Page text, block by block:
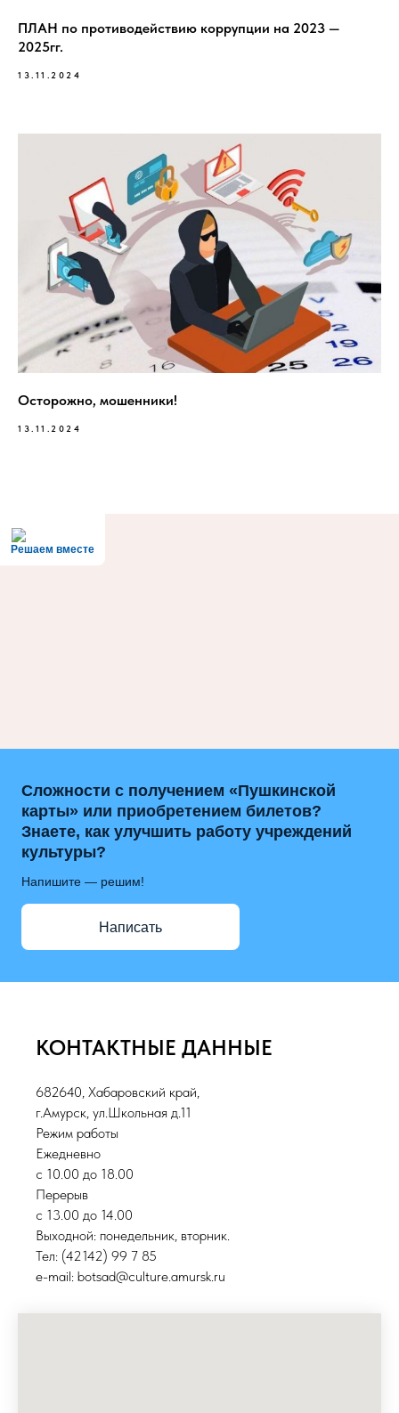
ПЛАН по противодействию коррупции на 2023 —
2025гг.
13.11.2024
Осторожно, мошенники!
13.11.2024
Решаем вместе
Сложности с получением «Пушкинской
карты» или приобретением билетов?
Знаете, как улучшить работу учреждений
культуры?
Напишите — решим!
Написать
КОНТАКТНЫЕ ДАННЫЕ
682640, Хабаровский край,
г.Амурск, ул.Школьная д.11
Режим работы
Ежедневно
с 10.00 до 18.00
Перерыв
с 13.00 до 14.00
Выходной: понедельник, вторник.
Тел: (42142) 99 7 85
e-mail: botsad@culture.amursk.ru